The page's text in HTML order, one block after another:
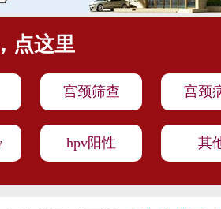
点这里
宫颈筛查 宫颈
hpv阳性 其